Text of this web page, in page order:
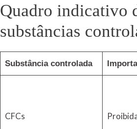
Quadro indicativo
substâncias
Substância controlada
CFCs